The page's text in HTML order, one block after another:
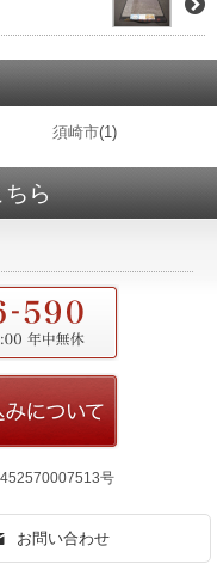
須崎市(1)
ら
号
お問い合わせ